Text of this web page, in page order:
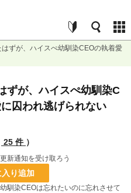
ずが、ハイスぺ幼馴染CEOの執着愛
ずが、ハイスぺ幼馴染C
囚われ逃げられない
25 件 ）
新通知を受け取ろう
り追加
馴染CEOは忘れたいのに忘れさせて